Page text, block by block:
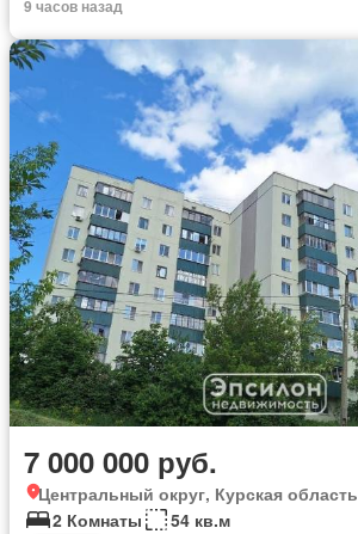
9 часов назад
7 000 000 руб.
Центральный округ, Курская область
2 Комнаты
54 кв.м